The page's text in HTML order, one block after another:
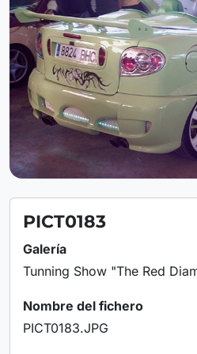
PICT0183
Galería
Tunning Show "The Red
Nombre del fichero
PICT0183.JPG